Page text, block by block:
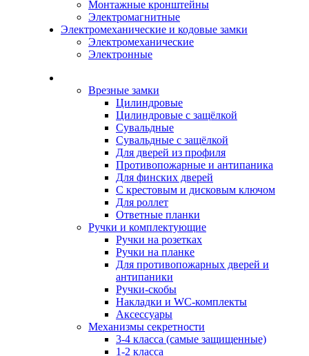
Монтажные кронштейны
Электромагнитные
Электромеханические и кодовые замки
Электромеханические
Электронные
Врезные замки
Цилиндровые
Цилиндровые с защёлкой
Сувальдные
Сувальдные с защёлкой
Для дверей из профиля
Противопожарные и антипаника
Для финских дверей
С крестовым и дисковым ключом
Для роллет
Ответные планки
Ручки и комплектующие
Ручки на розетках
Ручки на планке
Для противопожарных дверей и
антипаники
Ручки-скобы
Накладки и WC-комплекты
Аксессуары
Механизмы секретности
3-4 класса (самые защищенные)
1-2 класса